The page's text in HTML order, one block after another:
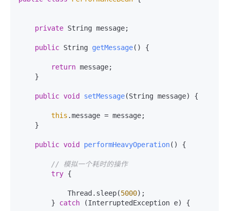
private String message;
public String getMessage() {
return message;
public void setMessage(String message) {
this .message = message;
public void performHeavyOperation() {
// 模拟一个耗时的操作
try {
            Thread.sleep(
5000);
        }
catch (InterruptedException e) {